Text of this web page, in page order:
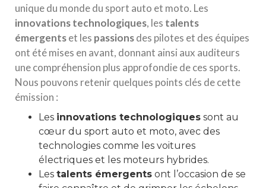
unique du monde du sport auto et moto. Les
innovations technologiques, les talents
émergentset les passionsdes pilotes et des équipes
ont été mises en avant, donnant ainsi aux auditeurs
une compréhension plus approfondie de ces sports.
Nous pouvons retenir quelques points clés de cette
émission :
Les innovations technologiques sont au
cœur du sport auto et moto, avec des
technologies comme les voitures
électriques et les moteurs hybrides.
Les talents émergents ont l’occasion de se